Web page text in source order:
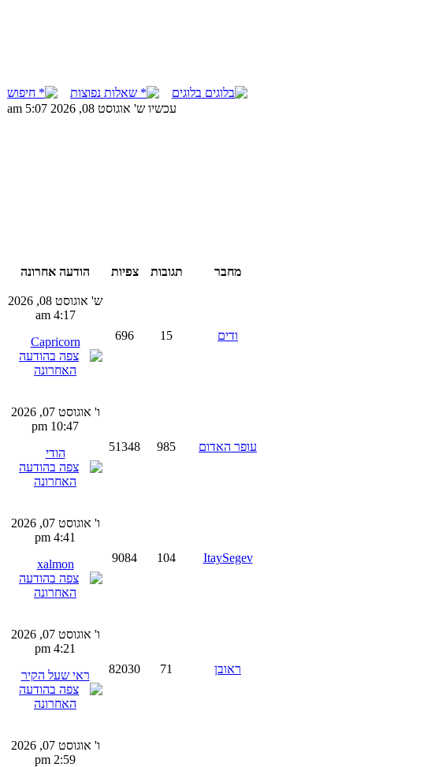
בלוגים
שאלות נפוצות
חיפוש
עכשיו ש' אוגוסט 08, 2026 5:07 am
מחבר תגובות צפיות הודעה אחרונה
ודים 15
696
ש' אוגוסט 08, 2026
4:17 am
Capricorn
עופר האדום 985
51348
ו' אוגוסט 07, 2026
10:47 pm
הודי
ItaySegev
104
9084
ו' אוגוסט 07, 2026
4:41 pm
xalmon
ראובן 71
82030
ו' אוגוסט 07, 2026
4:21 pm
ראי שעל הקיר
ו' אוגוסט 07, 2026
2:59 pm